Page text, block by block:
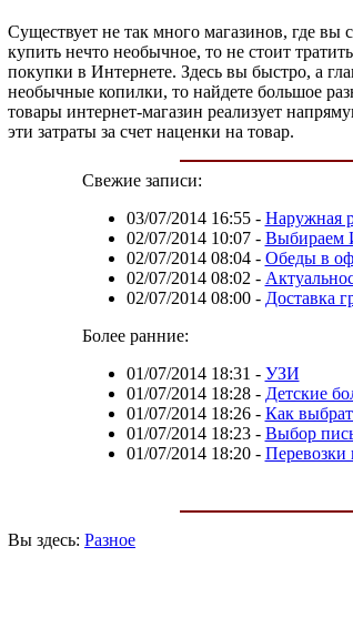
Существует не так много магазинов, где
купить нечто необычное, то не стоит
покупки в Интернете. Здесь вы быстро, а
необычные копилки, то найдете большое
товары интернет-магазин реализует
эти затраты за счет наценки на товар.
Свежие записи:
03/07/2014 16:55- Наружная
02/07/2014 10:07- Выбираем
02/07/2014 08:04- Обеды в
02/07/2014 08:02 -
02/07/2014 08:00- Доставка
Более ранние:
01/07/2014 18:31 - УЗИ
01/07/2014 18:28- Детские
01/07/2014 18:26- Как
01/07/2014 18:23- Выбор
01/07/2014 18:20- Перевозки
Вы здесь: Разное